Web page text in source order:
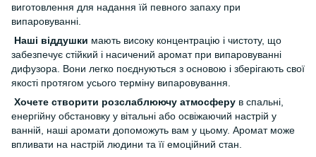
виготовлення для надання їй певного запаху при
випаровуванні.
Наші віддушки мають високу концентрацію і чистоту, що
забезпечує стійкий і насичений аромат при випаровуванні
дифузора. Вони легко поєднуються з основою і зберігають свої
якості протягом усього терміну випаровування.
Хочете створити розслаблюючу атмосферу в спальні,
енергійну обстановку у вітальні або освіжаючий настрій у
ванній, наші аромати допоможуть вам у цьому. Аромат може
впливати на настрій людини та її емоційний стан.